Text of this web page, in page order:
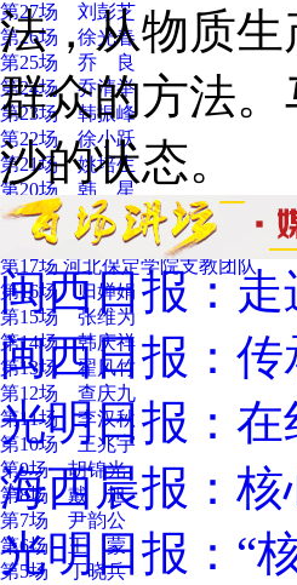
第27场 刘彭芝
第26场 徐光春
第25场 乔 良
第24场 乔清举
第23场 韩振峰
第22场 徐小跃
第21场 姚培生
第20场 韩 星
第19场 景海鹏
第18场 胡彬彬
第17场 河北保定学院支教团队
第16场 归婵娟
第15场 张维为
第14场 韩庆祥
第13场 翟风竹
第12场 查庆九
第11场 李汉秋
第10场 王兆宇
第9场 胡锦光
第8场 戴 旭
第7场 尹韵公
第6场 王 蒙
第5场 丁晓兵
法，从物质
群众的方法
沙的状态。
闽西日报：
闽西日报：
光明日报：
海西晨报：
光明日报：“